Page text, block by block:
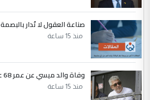
صناعة العقول لا تُدار بالبصمة
منذ 15 ساعة
وفاة والد ميسي عن عمر 68 عاما في الأرجنتين
منذ 15 ساعة